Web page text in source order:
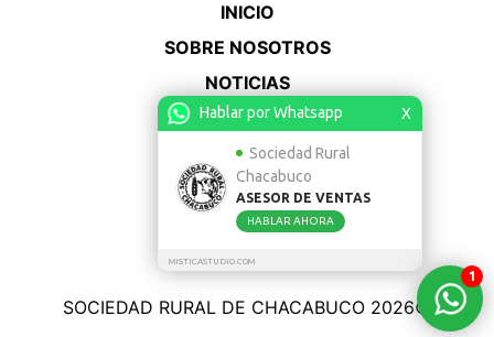
1
Hablar por Whatsapp X
Sociedad Rural
Chacabuco
ASESOR DE VENTAS
HABLAR AHORA
MISTICASTUDIO.COM
INICIO
SOBRE NOSOTROS
NOTICIAS
CONTACTO
ACCESO
SOCIEDAD RURAL DE CHACABUCO 2026©